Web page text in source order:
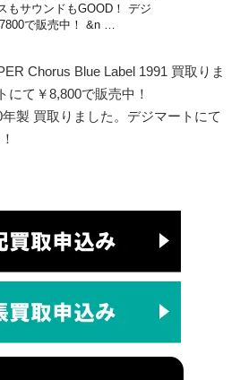
もサウンドもGOOD！ デジ
で販売中！ &n …
Chorus Blue Label 1991 買取りま
にて￥8,800で販売中！
製 買取りました。デジマートにて